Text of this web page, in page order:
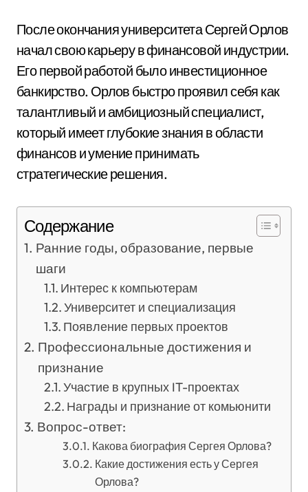
После окончания университета Сергей Орлов
начал свою карьеру в финансовой индустрии.
Его первой работой было инвестиционное
банкирство. Орлов быстро проявил себя как
талантливый и амбициозный специалист,
который имеет глубокие знания в области
финансов и умение принимать
стратегические решения.
Содержание
Ранние годы, образование, первые
шаги
Интерес к компьютерам
Университет и специализация
Появление первых проектов
Профессиональные достижения и
признание
Участие в крупных IT-проектах
Награды и признание от комьюнити
Вопрос-ответ:
Какова биография Сергея Орлова?
Какие достижения есть у Сергея
Орлова?